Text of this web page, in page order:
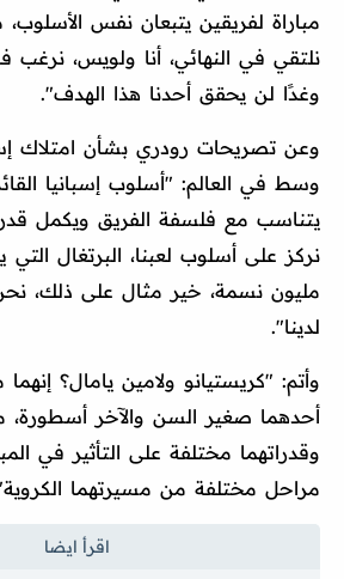
مباراة لفريقين يتبعان نفس
وغدًا لن يحقق أحدنا هذا الهدف".
وعن تصريحات رودري بشأن امتلاك
وسط في العالم: "أسلوب إسبانيا
يتناسب مع فلسفة الفريق ويكمل
مليون نسمة، خير مثال على ذلك،
لدينا".
وأتم: "كريستيانو ولامين يامال؟ إنهما
أحدهما صغير السن والآخر أسطورة،
وقدراتهما مختلفة على التأثير في
مراحل مختلفة من مسيرتهما